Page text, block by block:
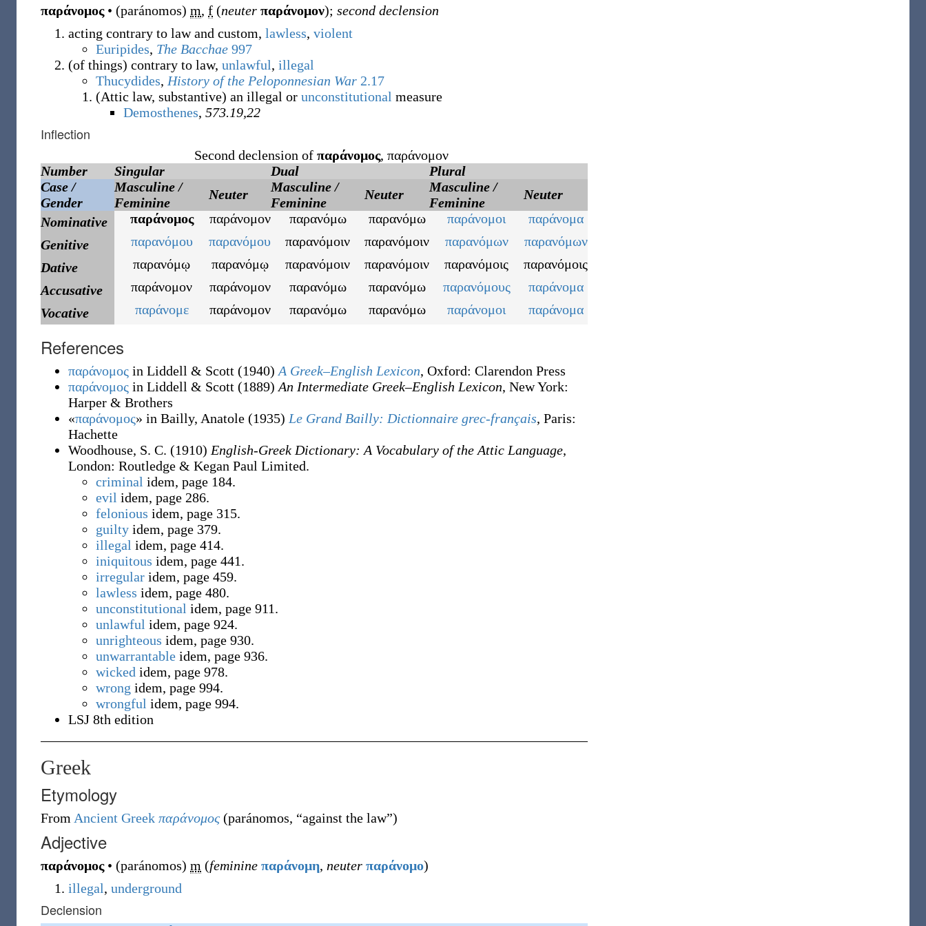
παράνομος • (paránomos) m, f (neuter παράνομον); second declension
acting contrary to law and custom, lawless, violent
Euripides, The Bacchae 997
(of things) contrary to law, unlawful, illegal
Thucydides, History of the Peloponnesian War 2.17
(Attic law, substantive) an illegal or unconstitutional measure
Demosthenes, 573.19,22
Inflection
Second declension of παράνομος, παράνομον
Number
Singular Dual
Plural
Case /
Gender
Masculine /
Feminine
Neuter
Masculine /
Feminine
Neuter
Masculine /
Feminine
Neuter
Nominative
παράνομος παράνομον παρανόμω παρανόμω παράνομοι
παράνομα
Genitive
παρανόμου παρανόμου παρανόμοιν παρανόμοιν παρανόμων
παρανόμων
Dative
παρανόμῳ παρανόμῳ παρανόμοιν παρανόμοιν παρανόμοις
παρανόμοις
Accusative
παράνομον παράνομον παρανόμω παρανόμω παρανόμους
παράνομα
Vocative
παράνομε παράνομον παρανόμω παρανόμω παράνομοι παράνομα
References
παράνομος in Liddell & Scott (1940) A Greek–English Lexicon, Oxford: Clarendon Press
παράνομος in Liddell & Scott (1889) An Intermediate Greek–English Lexicon, New York:
Harper & Brothers
«παράνομος» in Bailly, Anatole (1935) Le Grand Bailly: Dictionnaire grec-français, Paris:
Hachette
Woodhouse, S. C. (1910) English-Greek Dictionary: A Vocabulary of the Attic Language,
London: Routledge & Kegan Paul Limited.
criminal idem, page 184.
evil idem, page 286.
felonious idem, page 315.
guilty idem, page 379.
illegal idem, page 414.
iniquitous idem, page 441.
irregular idem, page 459.
lawless idem, page 480.
unconstitutional idem, page 911.
unlawful idem, page 924.
unrighteous idem, page 930.
unwarrantable idem, page 936.
wicked idem, page 978.
wrong idem, page 994.
wrongful idem, page 994.
LSJ 8th edition
Greek
Etymology
From Ancient Greek παράνομος (paránomos, “against the law”)
Adjective
παράνομος • (paránomos) m (feminine παράνομη, neuter παράνομο)
illegal, underground
Declension